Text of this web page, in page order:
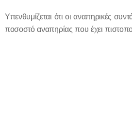
Υπενθυμίζεται ότι οι αναπηρικές
ποσοστό αναπηρίας που έχει